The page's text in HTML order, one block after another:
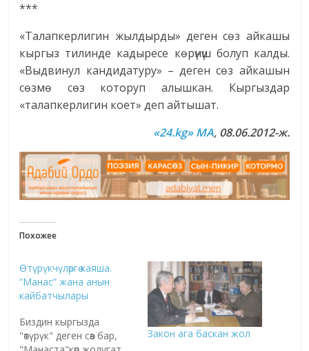
***
«Талапкерлигин жылдырды» деген сөз айкашы
кыргыз тилинде кадыресе көрүнүш болуп калды.
«Выдвинул кандидатуру» – деген сөз айкашын
сөзмө сөз которуп алышкан. Кыргыздар
«талапкерлигин коет» деп айтышат.
«24.kg» MA, 08.06.2012-ж.
Похожее
Өтүрүкчүлөргө каяша.
“Манас” жана анын
кайбатчылары
Биздин кыргызда
"өтүрүк" деген сөз бар,
Закон ага баскан жол